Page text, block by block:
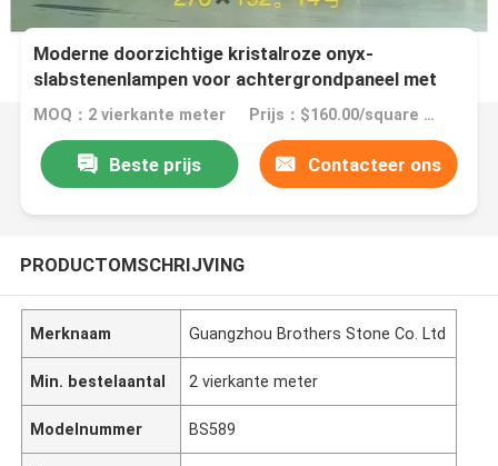
Moderne doorzichtige kristalroze onyx-
slabstenenlampen voor achtergrondpaneel met
achtergrondverlichting
MOQ：2 vierkante meter Prijs：$160.00/square meters 2-149 square meters
Beste prijs Contacteer ons
PRODUCTOMSCHRIJVING
Merknaam Guangzhou Brothers Stone Co. Ltd
Min. bestelaantal 2 vierkante meter
Modelnummer BS589